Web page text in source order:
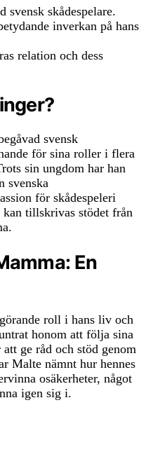
svensk skådespelare.
inverkan på hans
relation och dess
svensk
för sina roller i flera
sin ungdom har han
svenska
för skådespeleri
tillskrivas stödet från
En
roll i hans liv och
honom att följa sina
ge råd och stöd genom
Malte nämnt hur hennes
osäkerheter, något
igen sig i.